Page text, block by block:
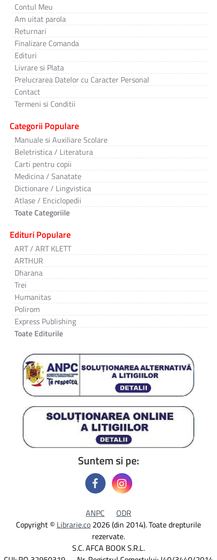
Contul Meu
Am uitat parola
Returnari
Finalizare Comanda
Edituri
Livrare si Plata
Prelucrarea Datelor cu Caracter Personal
Contact
Termeni si Conditii
Categorii Populare
Manuale si Auxiliare Scolare
Beletristica / Literatura
Carti pentru copii
Medicina / Sanatate
Dictionare / Lingvistica
Atlase / Enciclopedii
Toate Categoriile
Edituri Populare
ART / ART KLETT
ARTHUR
Dharana
Trei
Humanitas
Polirom
Express Publishing
Toate Editurile
Suntem si pe:
ANPC
ODR
Copyright © Librarie.co 2026 (din 2014). Toate drepturile
rezervate.
S.C. AFCA BOOK S.R.L.